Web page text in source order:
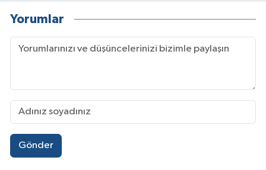
Yorumlar
Gönder